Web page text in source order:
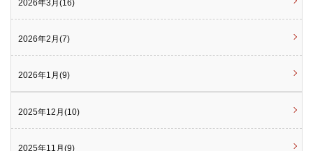
2026年3月(16)
2026年2月(7)
2026年1月(9)
2025年12月(10)
2025年11月(9)